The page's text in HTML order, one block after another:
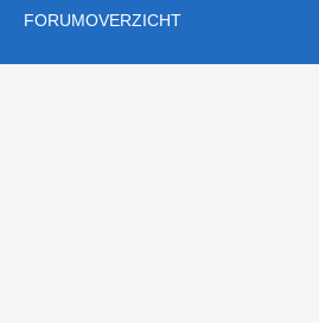
FORUMOVERZICHT